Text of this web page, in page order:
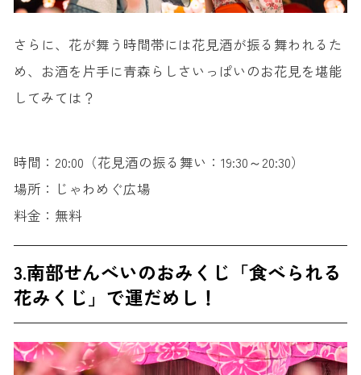
さらに、花が舞う時間帯には花見酒が振る舞われるた
め、お酒を片手に青森らしさいっぱいのお花見を堪能
してみては？
時間：20:00（花見酒の振る舞い：19:30～20:30）
場所：じゃわめぐ広場
料金：無料
3.南部せんべいのおみくじ「食べられる
花みくじ」で運だめし！